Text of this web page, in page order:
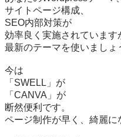
サイトページ構成、
SEO内部対策が
効率良く実施されています
最新のテーマを使いましょ
今は
「SWELL」が
「CANVA」が
断然便利です。
ページ制作が早く、綺麗に